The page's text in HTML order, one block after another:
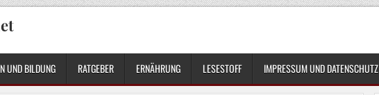
UND BILDUNG RATGEBER ERNÄHRUNG LESESTOFF IMPRESSUM UND DATENSCHUTZ